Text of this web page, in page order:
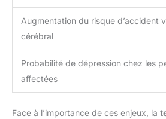
Augmentation du risque d’accident
cérébral
Probabilité de dépression chez les
affectées
Face à l’importance de ces enjeux, la